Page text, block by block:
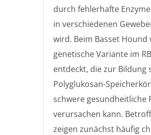
durch fehlerhafte
in verschiedenen
wird. Beim Basset Hound
genetische Variante im
entdeckt, die zur Bildung
Polyglukosan-
schwere gesundheitliche
verursachen kann.
zeigen zunächst häufig